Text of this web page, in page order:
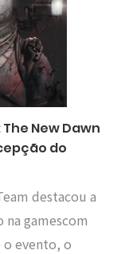
New Dawn
do
destacou a
gamescom
o evento, o